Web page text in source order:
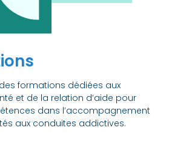
des formations dédiées aux
et de la relation d’aide pour
dans l’accompagnement
aux conduites addictives.